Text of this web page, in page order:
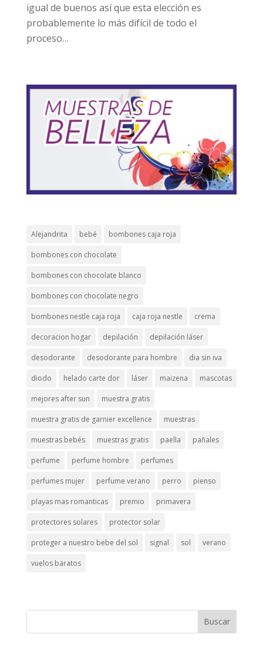
igual de buenos así que esta elección es
probablemente lo más difícil de todo el
proceso…
Alejandrita bebé bombones caja roja
bombones con chocolate
bombones con chocolate blanco
bombones con chocolate negro
bombones nestle caja roja caja roja nestle crema
decoracion hogar depilación depilación láser
desodorante desodorante para hombre dia sin iva
diodo helado carte dor láser maizena mascotas
mejores after sun muestra gratis
muestra gratis de garnier excellence muestras
muestras bebés muestras gratis paella pañales
perfume perfume hombre perfumes
perfumes mujer perfume verano perro pienso
playas mas romanticas premio primavera
protectores solares protector solar
proteger a nuestro bebe del sol signal sol verano
vuelos baratos